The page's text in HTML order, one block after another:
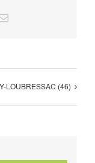
Email
LOUBRESSAC (46)